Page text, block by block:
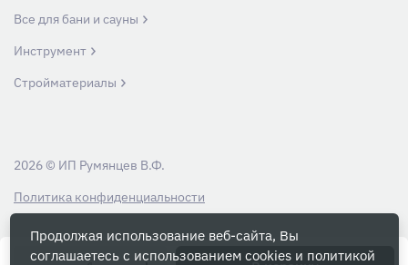
Все для бани и сауны
Инструмент
Стройматериалы
Вся информация на данном сайте носит ознакомительный характер и ни
Политика конфиденциальности
2026 © ИП Румянцев В.Ф.
Продолжая использование веб-сайта, Вы
соглашаетесь с использованием cookies и политикой